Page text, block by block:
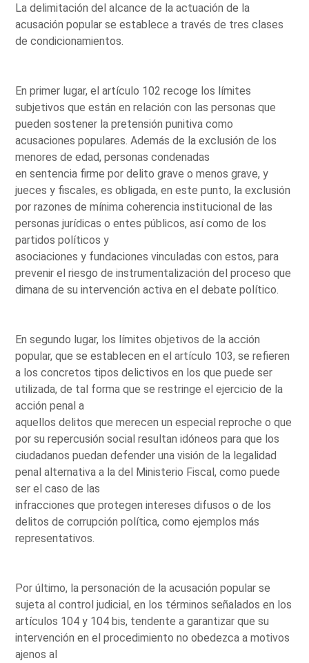
La delimitación del alcance de la actuación de la
acusación popular se establece a través de tres clases
de condicionamientos.
En primer lugar, el artículo 102 recoge los límites
subjetivos que están en relación con las personas que
pueden sostener la pretensión punitiva como
acusaciones populares. Además de la exclusión de los
menores de edad, personas condenadas
en sentencia firme por delito grave o menos grave, y
jueces y fiscales, es obligada, en este punto, la exclusión
por razones de mínima coherencia institucional de las
personas jurídicas o entes públicos, así como de los
partidos políticos y
asociaciones y fundaciones vinculadas con estos, para
prevenir el riesgo de instrumentalización del proceso que
dimana de su intervención activa en el debate político.
En segundo lugar, los límites objetivos de la acción
popular, que se establecen en el artículo 103, se refieren
a los concretos tipos delictivos en los que puede ser
utilizada, de tal forma que se restringe el ejercicio de la
acción penal a
aquellos delitos que merecen un especial reproche o que
por su repercusión social resultan idóneos para que los
ciudadanos puedan defender una visión de la legalidad
penal alternativa a la del Ministerio Fiscal, como puede
ser el caso de las
infracciones que protegen intereses difusos o de los
delitos de corrupción política, como ejemplos más
representativos.
Por último, la personación de la acusación popular se
sujeta al control judicial, en los términos señalados en los
artículos 104 y 104 bis, tendente a garantizar que su
intervención en el procedimiento no obedezca a motivos
ajenos al